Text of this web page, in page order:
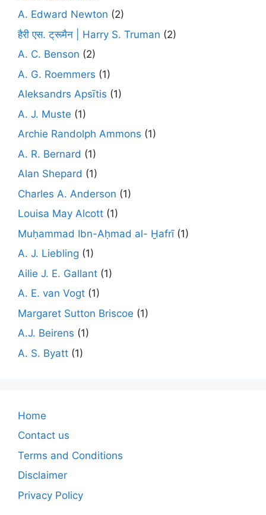
A. Edward Newton (2)
हैरी एस. ट्रूमैन | Harry S. Truman (2)
A. C. Benson (2)
A. G. Roemmers (1)
Aleksandrs Apsītis (1)
A. J. Muste (1)
Archie Randolph Ammons (1)
A. R. Bernard (1)
Alan Shepard (1)
Charles A. Anderson (1)
Louisa May Alcott (1)
Muḥammad Ibn-Aḥmad al- Ḫafrī(1)
A. J. Liebling (1)
Ailie J. E. Gallant (1)
A. E. van Vogt (1)
Margaret Sutton Briscoe (1)
A.J. Beirens (1)
A. S. Byatt (1)
Home
Contact us
Terms and Conditions
Disclaimer
Privacy Policy